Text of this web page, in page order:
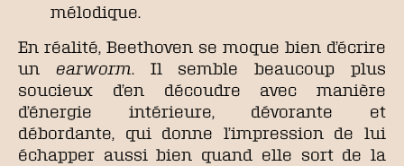
mélodique.
En réalité, Beethoven se moque bien d’écrire
un earworm. Il semble beaucoup plus
soucieux d’en découdre avec manière
d’énergie intérieure, dévorante et
débordante, qui donne l’impression de lui
échapper aussi bien quand elle sort de la